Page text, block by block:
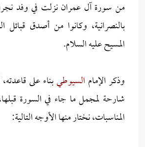
من سورة آل عمران نزلت في وفد
بالنصرانية، وكانوا من أصدق قبائل
المسيح عليه السلام.
وذكر الإمام السيوطيبناء على
شارحة لمجمل ما جاء في السورة
المناسبات، نختار منها الأوجه التالية: